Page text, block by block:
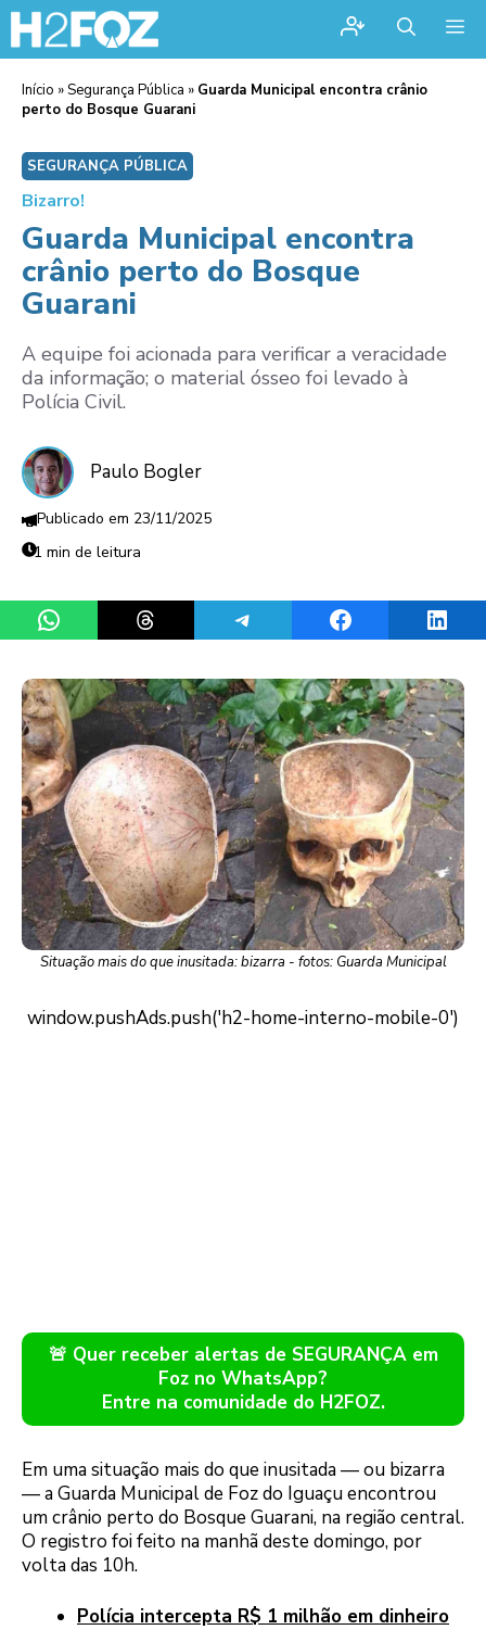
Início »Segurança Pública » Guarda Municipal encontra crânio
perto do Bosque Guarani
SEGURANÇA PÚBLICA
Bizarro!
Guarda Municipal encontra
crânio perto do Bosque
Guarani
A equipe foi acionada para verificar a veracidade
da informação; o material ósseo foi levado à
Polícia Civil.
Paulo Bogler
23/11/2025
1 min de leitura
Share on WhatsAppShare on ThreadsShare on TelegramShare on Facebook
Situação mais do que inusitada: bizarra - fotos: Guarda Municipal
🚨 Quer receber alertas de SEGURANÇA em
Foz no WhatsApp?
Entre na comunidade do H2FOZ.
Em uma situação mais do que inusitada — ou bizarra
— a Guarda Municipal de Foz do Iguaçu encontrou
um crânio perto do Bosque Guarani, na região central.
O registro foi feito na manhã deste domingo, por
volta das 10h.
Polícia intercepta R$ 1 milhão em dinheiro